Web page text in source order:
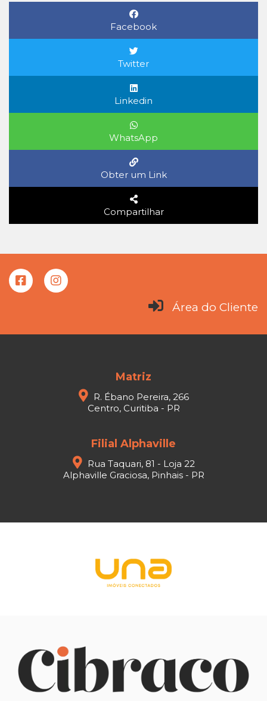
Facebook
Twitter
Linkedin
WhatsApp
Obter um Link
Compartilhar
Área do Cliente
Matriz
R. Ébano Pereira, 266
Centro, Curitiba - PR
Filial Alphaville
Rua Taquari, 81 - Loja 22
Alphaville Graciosa, Pinhais - PR